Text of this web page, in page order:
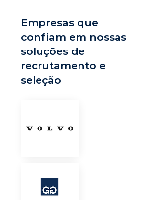
Empresas que
confiam em nossas
soluções de
recrutamento e
seleção